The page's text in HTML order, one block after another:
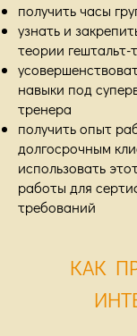
получить часы
узнать и
теории гештальт-
навыки под
тренера
получить опыт
долгосрочным
использовать
работы для
требований
КАК